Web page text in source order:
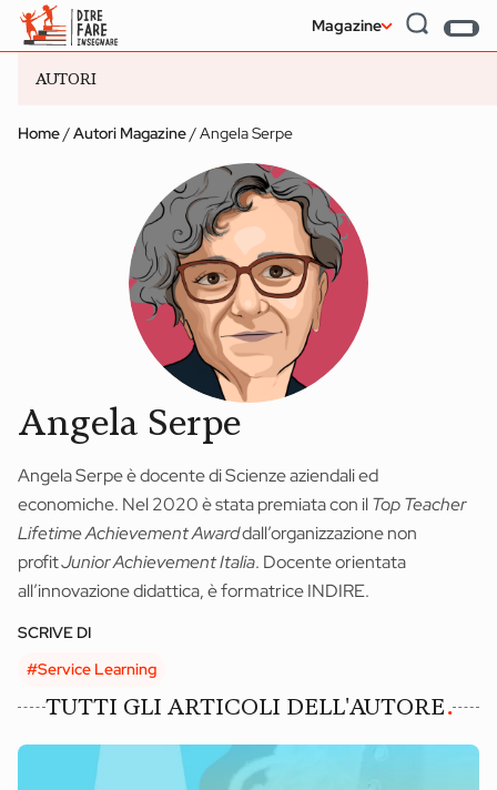
Magazine
Magazine
News ed eventi
Books
Webinar
Autori
Udeskole: insegnare
e apprendere in
luoghi naturali
SECONDARIA II GRADO
Service
Cinque
per
AUTORI
Home/Autori Magazine/Angela Serpe
Angela Serpe
Angela Serpe è docente di Scienze aziendali ed
economiche. Nel 2020 è stata premiata con ilTop Teacher
Lifetime Achievement Awarddall’organizzazione non
profitJunior Achievement Italia. Docente orientata
all’innovazione didattica, è formatrice INDIRE.
SCRIVE DI
#Service Learning
TUTTI GLI ARTICOLI DELL'AUTORE